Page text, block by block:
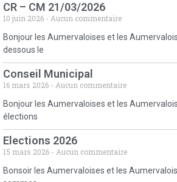
CR – CM 21/03/2026
10 juin 2026
Aucun commentaire
Bonjour les Aumervaloises et les
dessous le
Conseil Municipal
16 mars 2026
Aucun commentaire
Bonjour les Aumervaloises et les
élections
Elections 2026
15 mars 2026
Aucun commentaire
Bonsoir les Aumervaloises et les